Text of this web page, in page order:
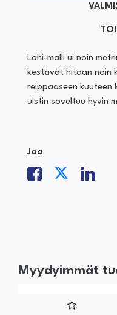
Lohi-malli ui noin
kestävät hitaan noin
reippaaseen kuuteen
uistin soveltuu hyvin
Jaa
Myydyimmät